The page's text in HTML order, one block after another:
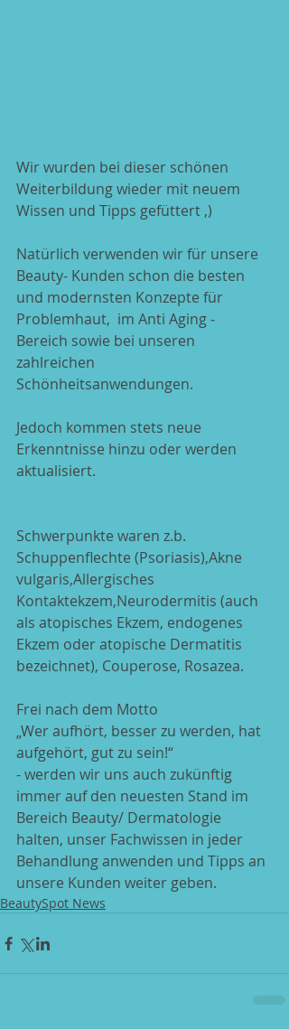
Wir wurden bei dieser schönen
Weiterbildung wieder mit neuem
Wissen und Tipps gefüttert ,)
Natürlich verwenden wir für unsere
Beauty- Kunden schon die besten
und modernsten Konzepte für
Problemhaut,  im Anti Aging -
Bereich sowie bei unseren
zahlreichen
Schönheitsanwendungen.
Jedoch kommen stets neue
Erkenntnisse hinzu oder werden
aktualisiert.
Schwerpunkte waren z.b.
Schuppenflechte (Psoriasis),Akne
vulgaris,Allergisches
Kontaktekzem,Neurodermitis (auch
als atopisches Ekzem, endogenes
Ekzem oder atopische Dermatitis
bezeichnet), Couperose, Rosazea.
Frei nach dem Motto
„Wer aufhört, besser zu werden, hat
aufgehört, gut zu sein!“
- werden wir uns auch zukünftig
immer auf den neuesten Stand im
Bereich Beauty/ Dermatologie
halten, unser Fachwissen in jeder
Behandlung anwenden und Tipps an
unsere Kunden weiter geben.
BeautySpot News